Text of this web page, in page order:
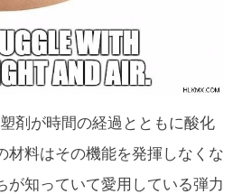
剤が時間の経過とともに酸化
材料はその機能を発揮しなくな
が知っていて愛用している弾力